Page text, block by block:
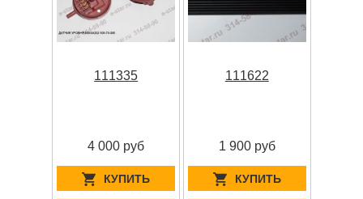
111335
4 000 руб
КУПИТЬ
111622
1 900 руб
КУПИТЬ